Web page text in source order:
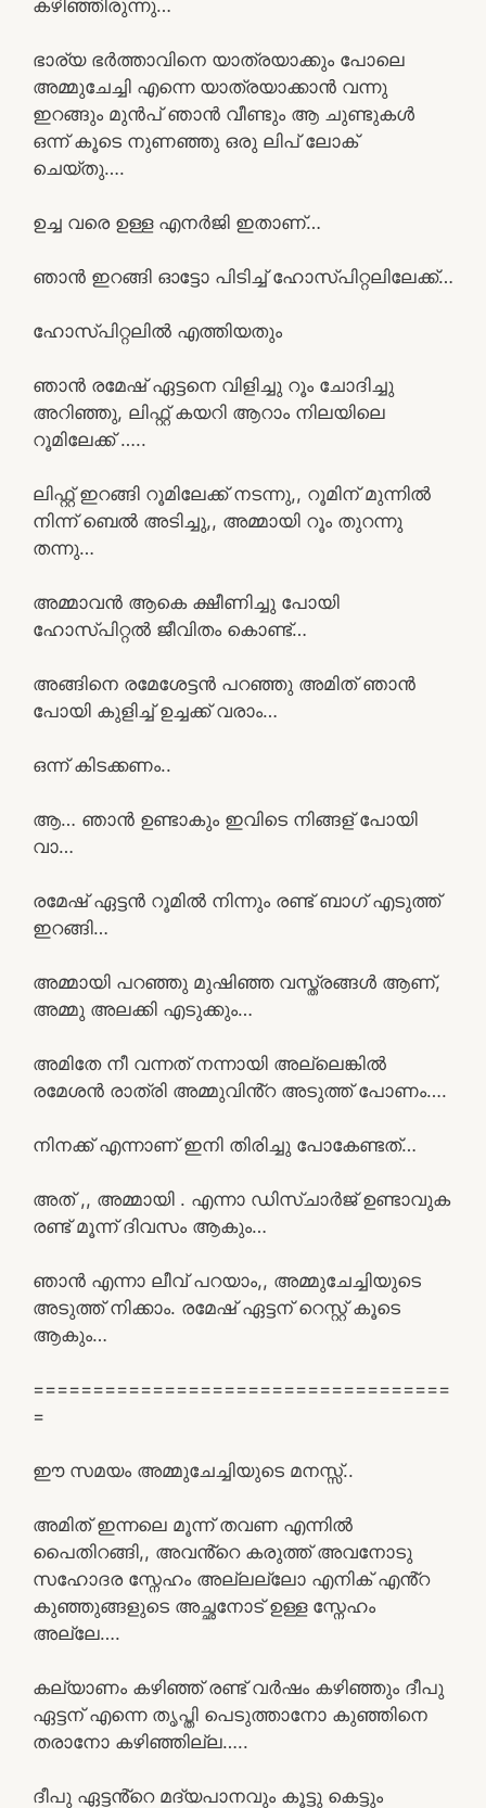
കഴിഞ്ഞിരുന്നു…
ഭാര്യ ഭർത്താവിനെ യാത്രയാക്കും പോലെ
അമ്മുചേച്ചി എന്നെ യാത്രയാക്കാൻ വന്നു
ഇറങ്ങും മുൻപ് ഞാൻ വീണ്ടും ആ ചുണ്ടുകൾ
ഒന്ന് കൂടെ നുണഞ്ഞു ഒരു ലിപ് ലോക്
ചെയ്തു….
ഉച്ച വരെ ഉള്ള എനർജി ഇതാണ്…
ഞാൻ ഇറങ്ങി ഓട്ടോ പിടിച്ച് ഹോസ്പിറ്റലിലേക്ക്…
ഹോസ്പിറ്റലിൽ എത്തിയതും
ഞാൻ രമേഷ് ഏട്ടനെ വിളിച്ചു റൂം ചോദിച്ചു
അറിഞ്ഞു, ലിഫ്റ്റ് കയറി ആറാം നിലയിലെ
റൂമിലേക്ക് …..
ലിഫ്റ്റ് ഇറങ്ങി റൂമിലേക്ക് നടന്നു,, റൂമിന് മുന്നിൽ
നിന്ന് ബെൽ അടിച്ചു,, അമ്മായി റൂം തുറന്നു
തന്നു…
അമ്മാവൻ ആകെ ക്ഷീണിച്ചു പോയി
ഹോസ്പിറ്റൽ ജീവിതം കൊണ്ട്…
അങ്ങിനെ രമേശേട്ടൻ പറഞ്ഞു അമിത് ഞാൻ
പോയി കുളിച്ച് ഉച്ചക്ക് വരാം…
ഒന്ന് കിടക്കണം..
ആ… ഞാൻ ഉണ്ടാകും ഇവിടെ നിങ്ങള് പോയി
വാ…
രമേഷ് ഏട്ടൻ റൂമിൽ നിന്നും രണ്ട് ബാഗ് എടുത്ത്
ഇറങ്ങി…
അമ്മായി പറഞ്ഞു മുഷിഞ്ഞ വസ്ത്രങ്ങൾ ആണ്,
അമ്മു അലക്കി എടുക്കും…
അമിതേ നീ വന്നത് നന്നായി അല്ലെങ്കിൽ
രമേശൻ രാത്രി അമ്മുവിൻ്റ അടുത്ത് പോണം….
നിനക്ക് എന്നാണ് ഇനി തിരിച്ചു പോകേണ്ടത്…
അത് ,, അമ്മായി . എന്നാ ഡിസ്ചാർജ് ഉണ്ടാവുക
രണ്ട് മൂന്ന് ദിവസം ആകും…
ഞാൻ എന്നാ ലീവ് പറയാം,, അമ്മുചേച്ചിയുടെ
അടുത്ത് നിക്കാം. രമേഷ് ഏട്ടന് റെസ്റ്റ് കൂടെ
ആകും…
===================================
=
ഈ സമയം അമ്മുചേച്ചിയുടെ മനസ്സ്..
അമിത് ഇന്നലെ മൂന്ന് തവണ എന്നിൽ
പൈതിറങ്ങി,, അവൻ്റെ കരുത്ത് അവനോടു
സഹോദര സ്നേഹം അല്ലല്ലോ എനിക് എൻ്റ
കുഞ്ഞുങ്ങളുടെ അച്ഛനോട് ഉള്ള സ്നേഹം
അല്ലേ….
കല്യാണം കഴിഞ്ഞ് രണ്ട് വർഷം കഴിഞ്ഞും ദീപു
ഏട്ടന് എന്നെ തൃപ്തി പെടുത്താനോ കുഞ്ഞിനെ
തരാനോ കഴിഞ്ഞില്ല…..
ദീപു ഏട്ടൻ്റെ മദ്യപാനവും കൂട്ടു കെട്ടും